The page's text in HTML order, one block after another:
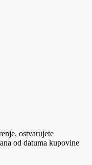
ostvarujete
od datuma kupovine